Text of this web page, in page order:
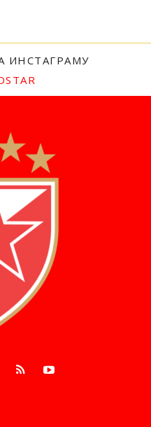
ИНСТАГРАМУ